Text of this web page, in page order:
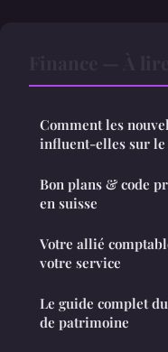
Comment les
influent-elles sur
Bon plans & code
en suisse
Votre allié
votre service
Le guide complet
de patrimoine